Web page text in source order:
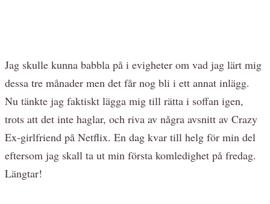
Jag skulle kunna babbla på i evigheter om vad jag lärt mig
dessa tre månader men det får nog bli i ett annat inlägg.
Nu tänkte jag faktiskt lägga mig till rätta i soffan igen,
trots att det inte haglar, och riva av några avsnitt av Crazy
Ex-girlfriend på Netflix. En dag kvar till helg för min del
eftersom jag skall ta ut min första komledighet på fredag.
Längtar!